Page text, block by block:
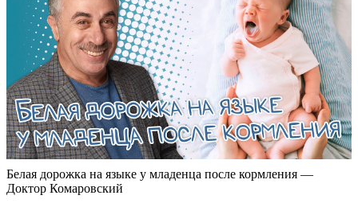
Белая дорожка на языке у младенца после кормления —
Доктор Комаровский